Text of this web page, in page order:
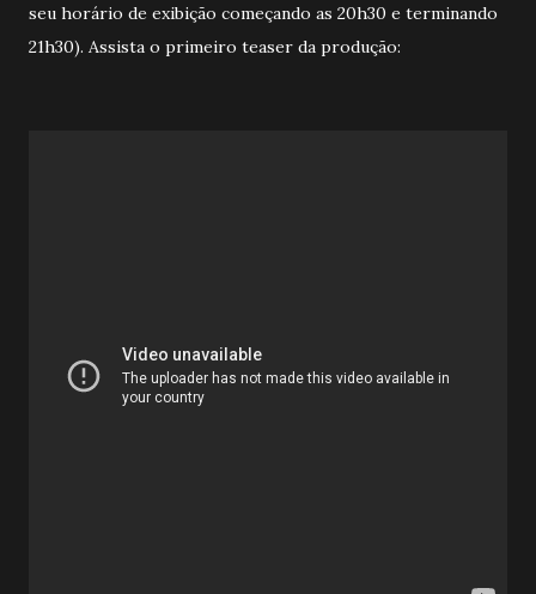
seu horário de exibição começando as 20h30 e terminando
21h30). Assista o primeiro teaser da produção: